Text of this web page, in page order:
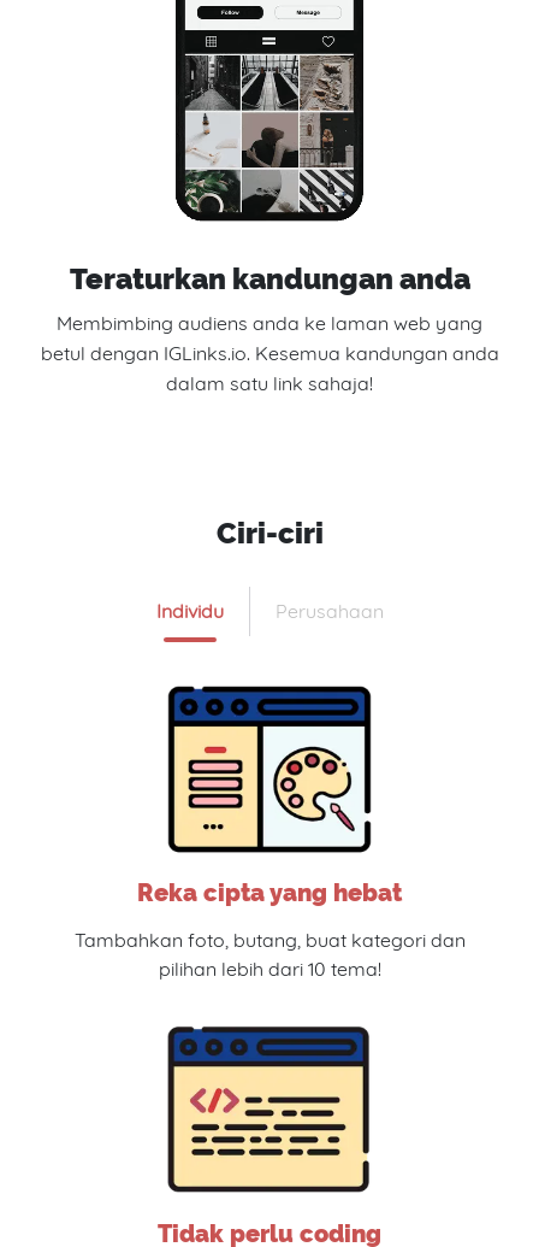
Teraturkan kandungan anda
Membimbing audiens anda ke laman web yang
betul dengan IGLinks.io. Kesemua kandungan anda
dalam satu link sahaja!
Ciri-ciri
Individu Perusahaan
Reka cipta yang hebat
Tambahkan foto, butang, buat kategori dan
pilihan lebih dari 10 tema!
Tidak perlu coding